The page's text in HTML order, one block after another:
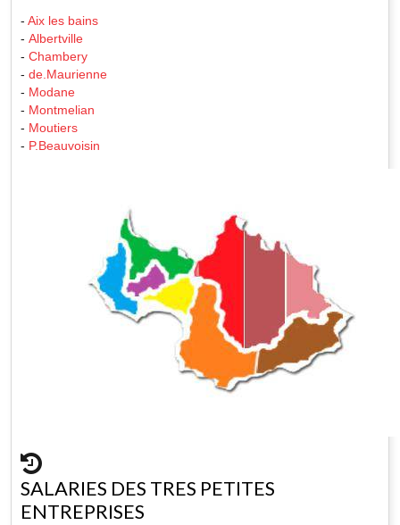
- Aix les bains
- Albertville
- Chambery
- de.Maurienne
- Modane
- Montmelian
- Moutiers
- P.Beauvoisin
SALARIES DES TRES PETITES
ENTREPRISES